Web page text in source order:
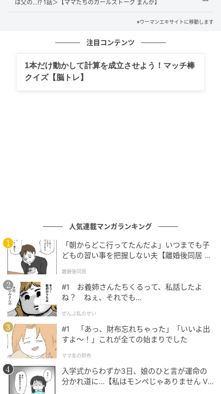
ウーマンエキサイト
は父の…!? 1話＞【ママたちのガールズトーク まんが】
※ウーマンエキサイトに移動します
注目コンテンツ
1本だけ動かして計算を成立させよう！マッチ棒
クイズ【脳トレ】
人気連載マンガランキング
「朝からどこ行ってたんだよ」いつまでも子
どもの習い事を把握しない夫【離婚後同居 Vo
離婚後同居
#1 お義姉さんたちくるって、私話したよ
ね？ ねぇ、それでも…
ぜんぶ私のせい
#1 「あっ、財布忘れちゃった」「いいよ出
すよ〜！」これが全ての始まりでした
ママ友の財布
入学式からわずか3日、娘のひと言が運命の
分かれ道に…【私はモンペじゃありません Vo